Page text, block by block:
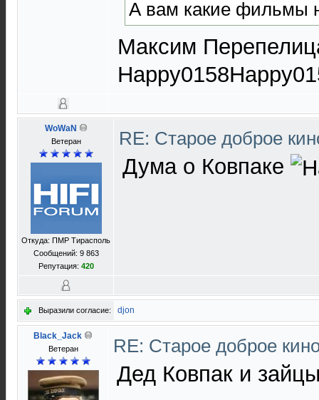
А вам какие фильмы
Максим
WoWaN
Ветеран
Откуда: ПМР Тирасполь
Сообщений: 9 863
Репутация: 420
RE: Старое доброе
Дума о Ковпаке
Выразили согласие: djon
Black_Jack
Ветеран RE: Старое доброе
Дед Ковпак и